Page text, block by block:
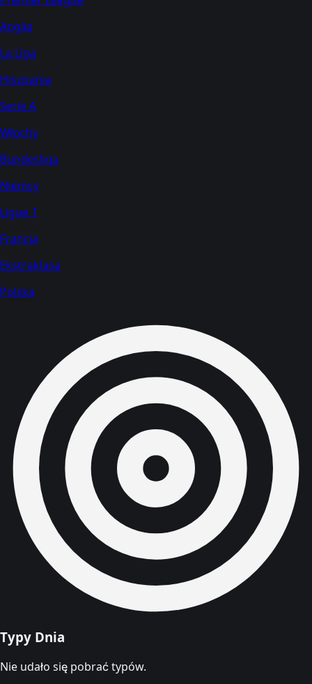
Anglia
La Liga
Hiszpania
Serie A
Włochy
Bundesliga
Niemcy
Ligue 1
Francja
Ekstraklasa
Polska
Typy Dnia
Nie udało się pobrać typów.